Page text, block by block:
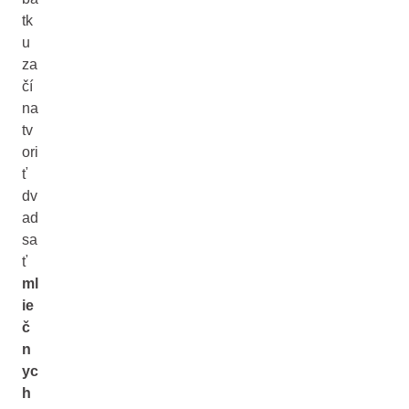
tk
u
za
čí
na
tv
ori
ť
dv
ad
sa
ť
ml
ie
č
n
yc
h